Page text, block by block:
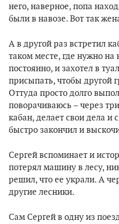
него, наверное, попа
были в навозе. Вот так
А в другой раз встретил
таком месте, где нужно на
постоянно, и захотел в
присыпать, чтобы другой
Оттуда просто долго
поворачиваюсь – через
кабан, делает свои дела и
быстро закончил и
Сергей вспоминает и
потерял машину в лесу,
решил, что ее украли. А
другие лесники.
Сам Сергей в одну из